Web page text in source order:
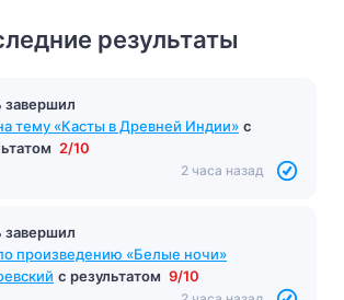
результаты
завершил
тему «Касты в Древней Индии» с
2/10
2 часа назад
завершил
произведению «Белые ночи»
с результатом 9/10